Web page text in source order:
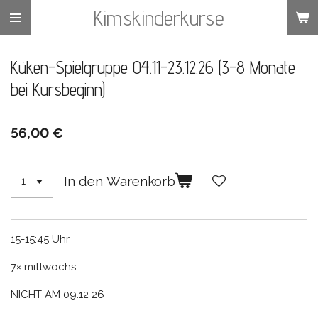
Zum
Kimskinderkurse
Küken-Spielgruppe 04.11-23.12.26 (3-8 Monate
bei Kursbeginn)
56,00 €
In den Warenkorb
15-15:45 Uhr
7× mittwochs
NICHT AM 09.12 26